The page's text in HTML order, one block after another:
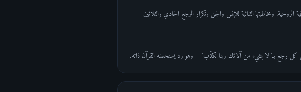
ومخاطبتها الثنائية للإنس والجن وتكرار الرجع الحادي والثلاثين
على كل رجع بـ"لا بشيء من آلائك ربنا نكذّب"—وهو رد يستحسنه القرآن ذاته.